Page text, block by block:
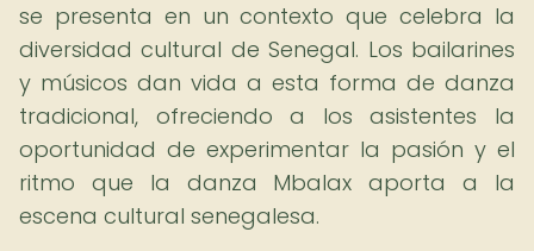
se presenta en un contexto que celebra la
diversidad cultural de Senegal. Los bailarines
y músicos dan vida a esta forma de danza
tradicional, ofreciendo a los asistentes la
oportunidad de experimentar la pasión y el
ritmo que la danza Mbalax aporta a la
escena cultural senegalesa.